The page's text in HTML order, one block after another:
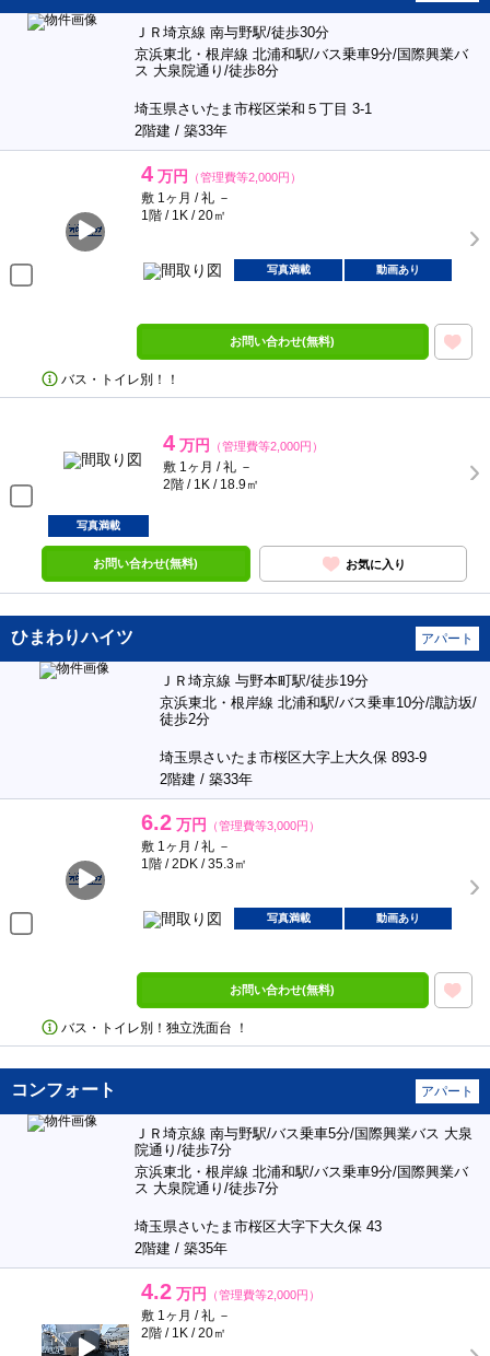
ＪＲ埼京線 南与野駅/徒歩30分
京浜東北・根岸線 北浦和駅/バス乗車9分/国際興業バ
ス 大泉院通り/徒歩8分
埼玉県さいたま市桜区栄和５丁目 3-1
2階建 / 築33年
4 万円 （管理費等2,000円）
敷 1ヶ月 / 礼 －
1階 / 1K / 20㎡
写真満載 動画あり
お問い合わせ(無料)
バス・トイレ別！！
4 万円 （管理費等2,000円）
敷 1ヶ月 / 礼 －
2階 / 1K / 18.9㎡
写真満載
お問い合わせ(無料) お気に入り
ひまわりハイツ アパート
ＪＲ埼京線 与野本町駅/徒歩19分
京浜東北・根岸線 北浦和駅/バス乗車10分/諏訪坂/
徒歩2分
埼玉県さいたま市桜区大字上大久保 893-9
2階建 / 築33年
6.2 万円 （管理費等3,000円）
敷 1ヶ月 / 礼 －
1階 / 2DK / 35.3㎡
写真満載 動画あり
お問い合わせ(無料)
バス・トイレ別！独立洗面台 ！
コンフォート アパート
ＪＲ埼京線 南与野駅/バス乗車5分/国際興業バス 大泉
院通り/徒歩7分
京浜東北・根岸線 北浦和駅/バス乗車9分/国際興業バ
ス 大泉院通り/徒歩7分
埼玉県さいたま市桜区大字下大久保 43
2階建 / 築35年
4.2 万円 （管理費等2,000円）
敷 1ヶ月 / 礼 －
2階 / 1K / 20㎡